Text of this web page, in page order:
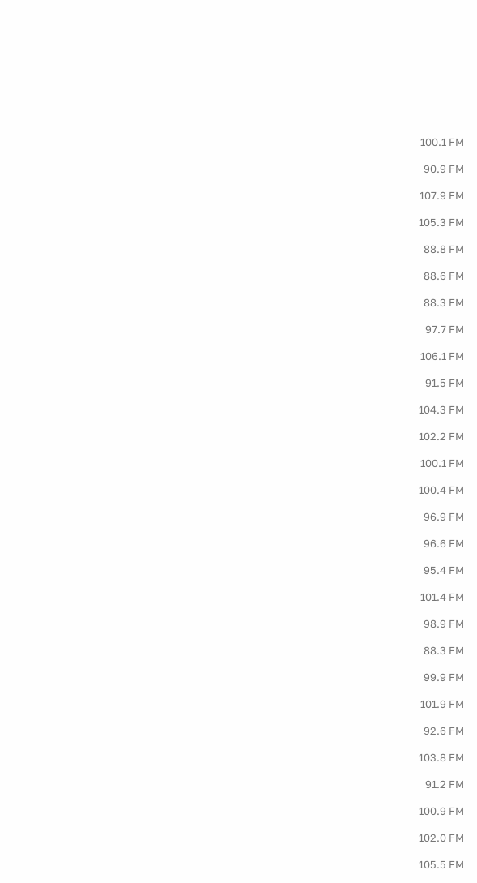
100.1 FM
90.9 FM
107.9 FM
105.3 FM
88.8 FM
88.6 FM
88.3 FM
97.7 FM
106.1 FM
91.5 FM
104.3 FM
102.2 FM
100.1 FM
100.4 FM
96.9 FM
96.6 FM
95.4 FM
101.4 FM
98.9 FM
88.3 FM
99.9 FM
101.9 FM
92.6 FM
103.8 FM
91.2 FM
100.9 FM
102.0 FM
105.5 FM